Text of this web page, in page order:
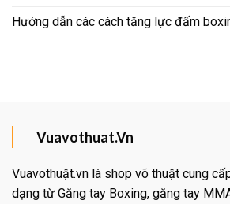
Hướng dẫn các cách tăng lực đấm
Vuavothuat.Vn
Vuavothuật.vn là shop võ thuật cung
dạng từ Găng tay Boxing, găng tay